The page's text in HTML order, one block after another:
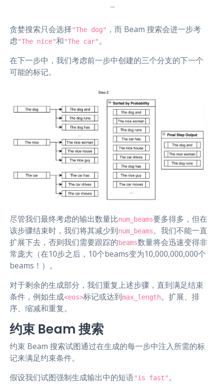
贪婪搜索只会选择"The dog" ，而 Beam 搜索会进一步考
虑"The nice"和"The car"。
在下一步中，我们考虑前一步中创建的三个分支的下一个
可能的标记。
尽管我们最终考虑的输出数量比num_beams要多得多，但在
该步骤结束时，我们将其减少到num_beams。我们不能一直
扩展下去，否则我们需要跟踪的beams数量将会迅速变得非
常庞大（在10步之后，10个beams变为10,000,000,000个
beams！）。
对于剩余的生成部分，我们重复上述步骤，直到满足结束
条件，例如生成<eos>标记或达到max_length。扩展、排
序、缩减和重复。
约束 Beam 搜索
约束 Beam 搜索试图通过在生成的每一步中注入所需的标
记来满足约束条件。
假设我们试图强制生成输出中的短语"is fast"。